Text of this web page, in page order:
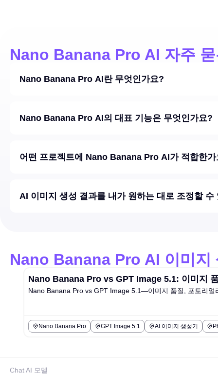
Nano Banana Pro AI 자주
Nano Banana Pro AI란 무엇인가요?
Nano Banana Pro AI의 대표 기능은 무엇인가요?
어떤 프로젝트에 Nano Banana Pro AI가 적합한
AI 이미지 생성 결과를 내가 원하는 대로 조정할 수
Nano Banana Pro AI 이미지
Nano Banana Pro vs GPT Image 5.1: 이미지
Nano Banana Pro vs GPT Image 5.1—이미지 품질, 포토리
Nano Banana Pro GPT Image 5.1 AI 이미지 생성기
Chat AI 모델